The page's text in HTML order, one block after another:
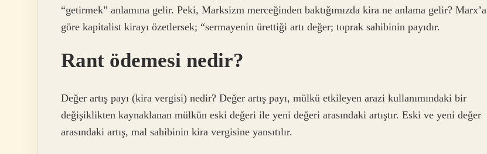
“getirmek” anlamına gelir. Peki, Marksizm merceğinden baktığımızda kira ne anlama gelir? Marx’a
göre kapitalist kirayı özetlersek; “sermayenin ürettiği artı değer; toprak sahibinin payıdır.
Rant ödemesi nedir?
Değer artış payı (kira vergisi) nedir? Değer artış payı, mülkü etkileyen arazi kullanımındaki bir
değişiklikten kaynaklanan mülkün eski değeri ile yeni değeri arasındaki artıştır. Eski ve yeni değer
arasındaki artış, mal sahibinin kira vergisine yansıtılır.